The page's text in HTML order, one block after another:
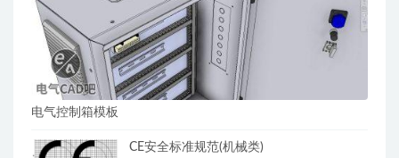
电气控制箱模板
CE安全标准规范(机械类)